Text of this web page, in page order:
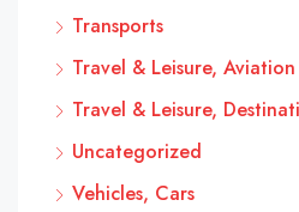
Transports
Travel & Leisure, Aviation
Travel & Leisure,
Uncategorized
Vehicles, Cars